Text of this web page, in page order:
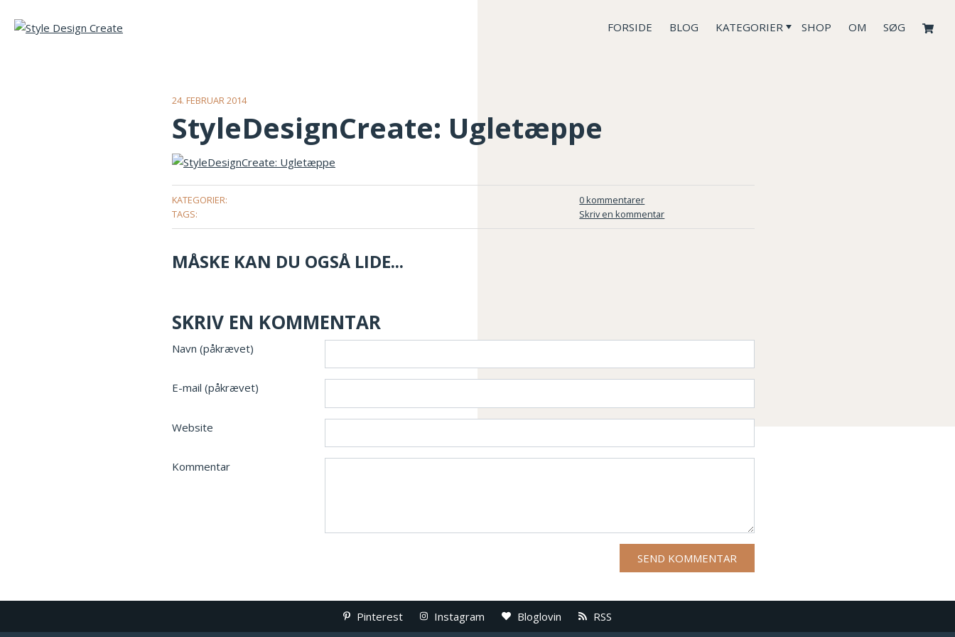
FORSIDE BLOG KATEGORIER SHOP OM SØG
24. FEBRUAR 2014
StyleDesignCreate: Ugletæppe
KATEGORIER:
TAGS:
0 kommentarer
Skriv en kommentar
MÅSKE KAN DU OGSÅ LIDE...
SKRIV EN KOMMENTAR
Navn (påkrævet)
E-mail (påkrævet)
Website
Kommentar
Pinterest Instagram Bloglovin RSS